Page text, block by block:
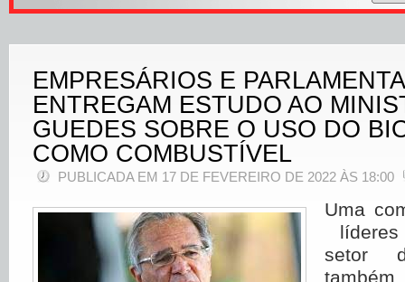
EMPRESÁRIOS E
ENTREGAM ESTUDO AO
GUEDES SOBRE O USO DO
COMO COMBUSTÍVEL
PUBLICADA EM 17 DE FEVEREIRO DE 2022 ÀS 18:00
Uma
setor